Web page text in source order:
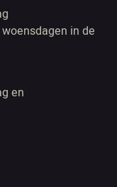
in de
en